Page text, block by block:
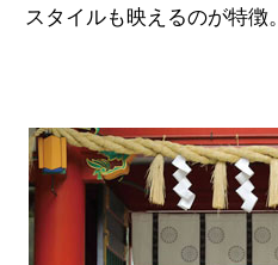
スタイルも映えるのが特徴。